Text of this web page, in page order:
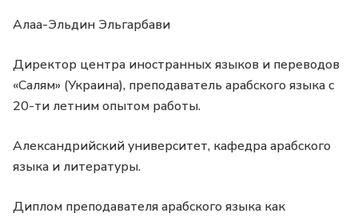
Утвердительные и отрицательные ответы на
вопросы;
Направление движения (вперед, направо, налево),
месторасположение (спереди, сзади, рядом, слева,
Алаа-Эльдин Эльгарбави
Директор центра иностранных языков и переводов
«Салям» (Украина), преподаватель арабского языка с
20-ти летним опытом работы.
Александрийский университет, кафедра арабского
языка и литературы.
Диплом преподавателя арабского языка как